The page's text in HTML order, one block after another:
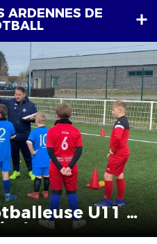
ARDENNES DE
U11 /
: Les